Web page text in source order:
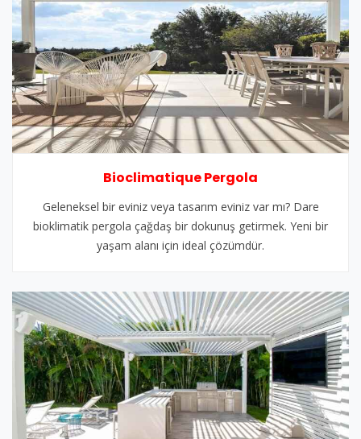
Bioclimatique Pergola
Geleneksel bir eviniz veya tasarım eviniz var mı? Dare
bioklimatik pergola çağdaş bir dokunuş getirmek. Yeni bir
yaşam alanı için ideal çözümdür.